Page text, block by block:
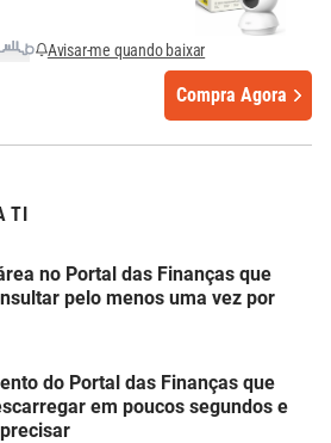
Avisar-me quando baixar
Compra Agora
TI
no Portal das Finanças que
pelo menos uma vez por
do Portal das Finanças que
em poucos segundos e